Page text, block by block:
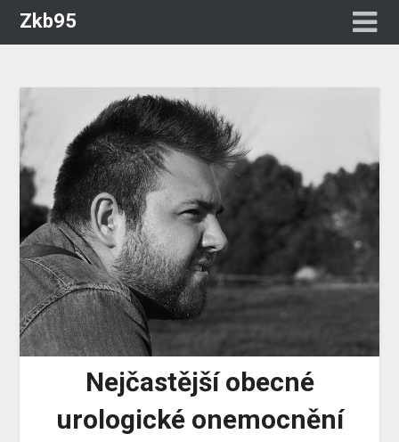
Zkb95
Nejčastější obecné
urologické onemocnění